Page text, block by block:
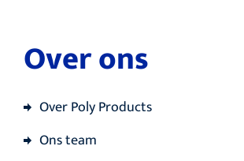
Over ons
Over Poly Products
Ons team